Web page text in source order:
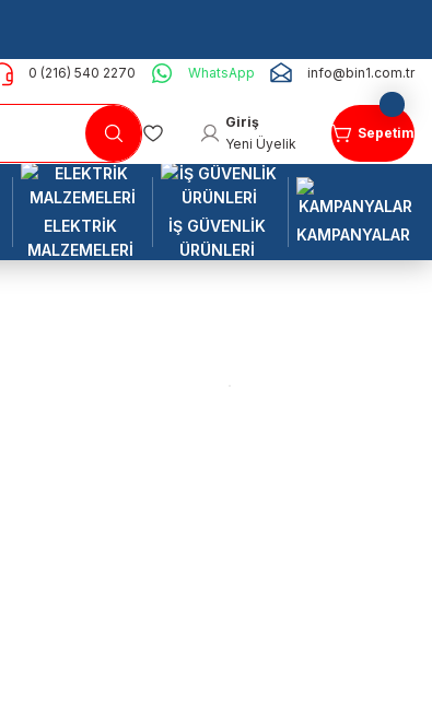
0 (216) 540 2270 WhatsApp info@bin1.com.tr
Giriş
Yeni Üyelik
Sepetim
ELEKTRİK
MALZEMELERİ
İŞ GÜVENLİK
ÜRÜNLERİ
KAMPANYALAR